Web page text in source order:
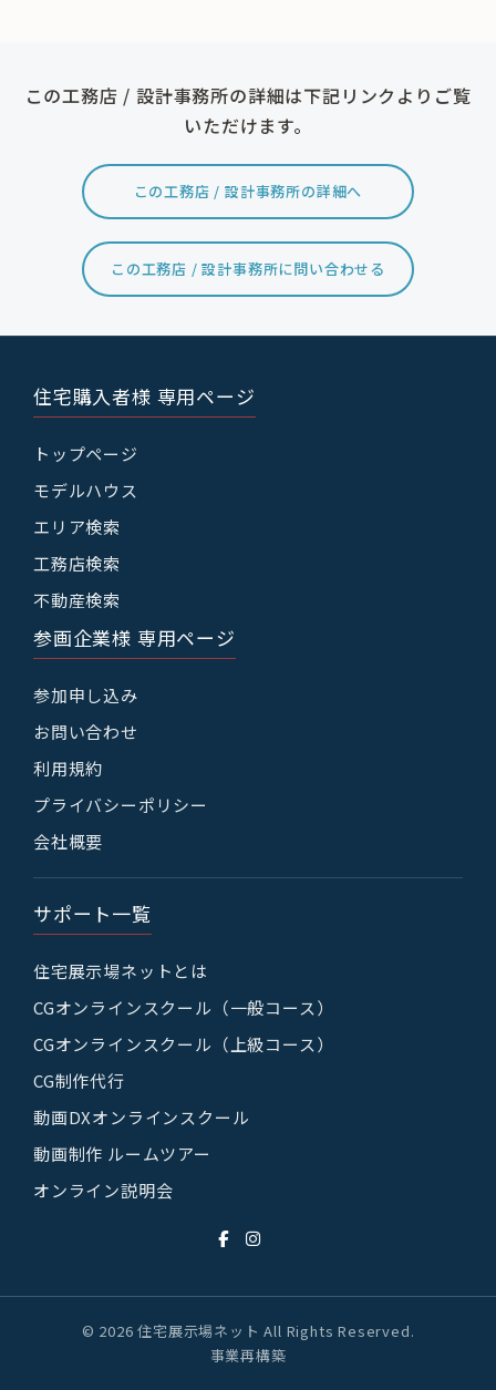
この工務店 / 設計事務所の詳細は下記リンクよりご覧
いただけます。
この工務店 / 設計事務所の詳細へ
この工務店 / 設計事務所に問い合わせる
住宅購入者様 専用ページ
トップページ
モデルハウス
エリア検索
工務店検索
不動産検索
参画企業様 専用ページ
参加申し込み
お問い合わせ
利用規約
プライバシーポリシー
会社概要
サポート一覧
住宅展示場ネットとは
CGオンラインスクール（一般コース）
CGオンラインスクール（上級コース）
CG制作代行
動画DXオンラインスクール
動画制作 ルームツアー
オンライン説明会
© 2026 住宅展示場ネット All Rights Reserved.
事業再構築